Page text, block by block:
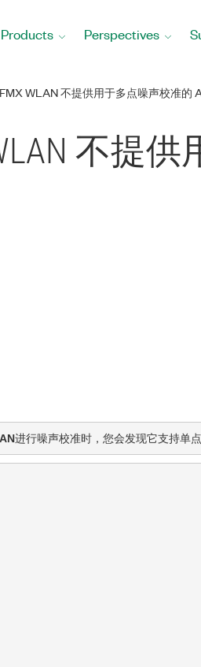
Products Perspectives
WLAN 不提供用于多点噪声校准的
不提
进行噪声校准时，您会发现它支持单